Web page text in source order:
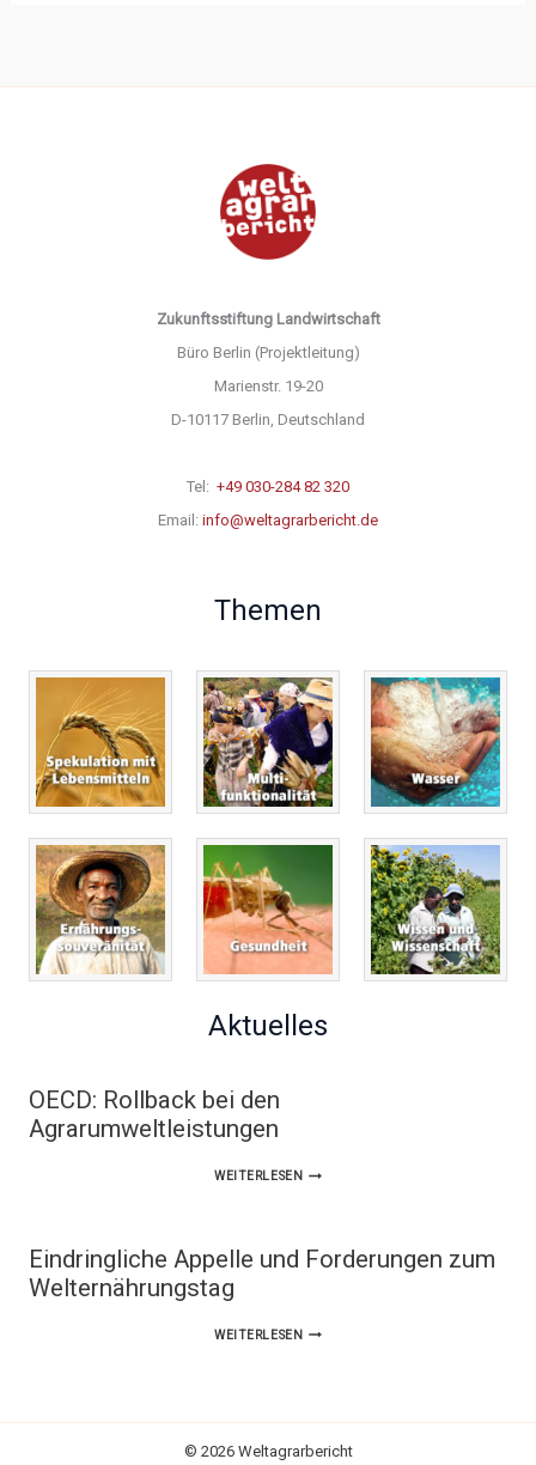
Zukunftsstiftung Landwirtschaft
Büro Berlin (Projektleitung)
Marienstr. 19-20
D-10117 Berlin, Deutschland
Tel: +49 030-284 82 320
Email: info@weltagrarbericht.de
Themen
Aktuelles
OECD: Rollback bei den
Agrarumweltleistungen
WEITERLESENOECD:
Eindringliche Appelle und Forderungen zum
Welternährungstag
WEITERLESENEINDRINGLICHE
© 2026 Weltagrarbericht